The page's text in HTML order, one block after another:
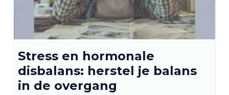
Stress en hormonale
disbalans: herstel je balans
in de overgang